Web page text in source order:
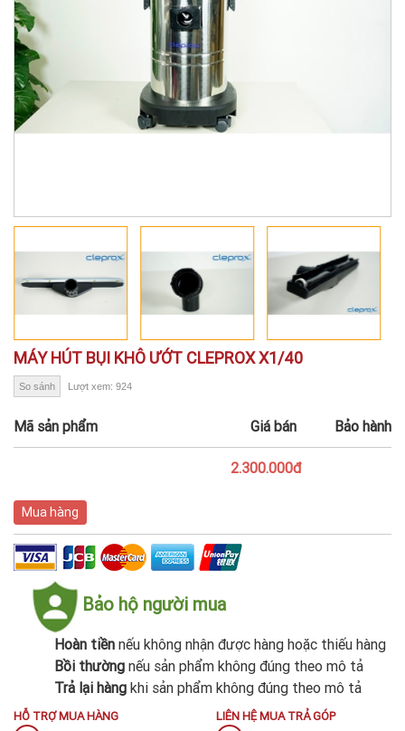
MÁY HÚT BỤI KHÔ ƯỚT CLEPROX X1/40
So sánh Lượt xem: 924
Mã sản phẩm Giá bán Bảo hành
2.300.000đ
Mua hàng
Bảo hộ người mua
Hoàn tiền nếu không nhận được hàng hoặc thiếu hàng
Bồi thường nếu sản phẩm không đúng theo mô tả
Trả lại hàng khi sản phẩm không đúng theo mô tả
HỖ TRỢ MUA HÀNG LIÊN HỆ MUA TRẢ GÓP